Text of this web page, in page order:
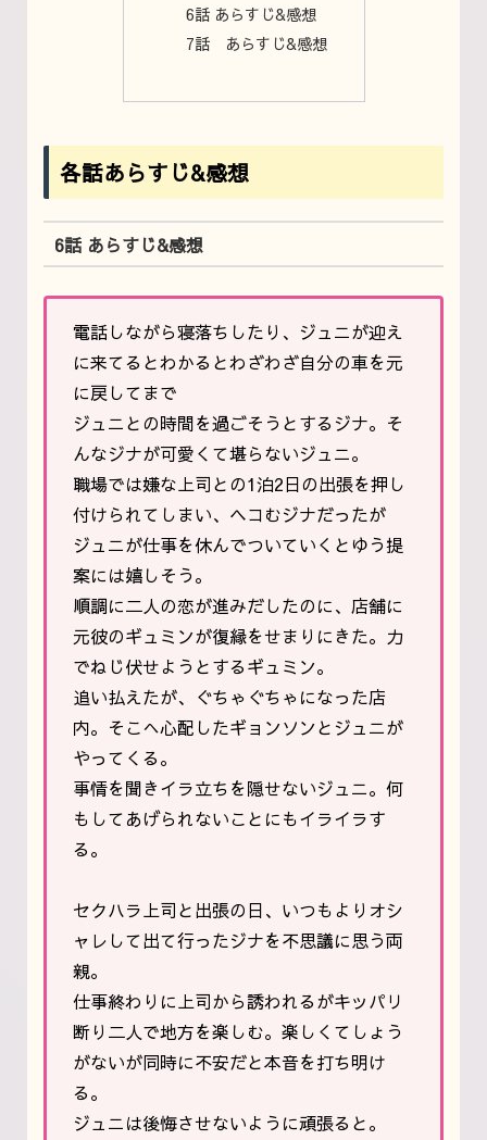
6話 あらすじ&感想
7話 あらすじ&感想
各話あらすじ&感想
6話 あらすじ&感想
電話しながら寝落ちしたり、ジュニが迎え
に来てるとわかるとわざわざ自分の車を元
に戻してまで
ジュニとの時間を過ごそうとするジナ。そ
んなジナが可愛くて堪らないジュニ。
職場では嫌な上司との1泊2日の出張を押し
付けられてしまい、ヘコむジナだったが
ジュニが仕事を休んでついていくとゆう提
案には嬉しそう。
順調に二人の恋が進みだしたのに、店舗に
元彼のギュミンが復縁をせまりにきた。力
でねじ伏せようとするギュミン。
追い払えたが、ぐちゃぐちゃになった店
内。そこへ心配したギョンソンとジュニが
やってくる。
事情を聞きイラ立ちを隠せないジュニ。何
もしてあげられないことにもイライラす
る。
セクハラ上司と出張の日、いつもよりオシ
ャレして出て行ったジナを不思議に思う両
親。
仕事終わりに上司から誘われるがキッパリ
断り二人で地方を楽しむ。楽しくてしょう
がないが同時に不安だと本音を打ち明け
る。
ジュニは後悔させないように頑張ると。